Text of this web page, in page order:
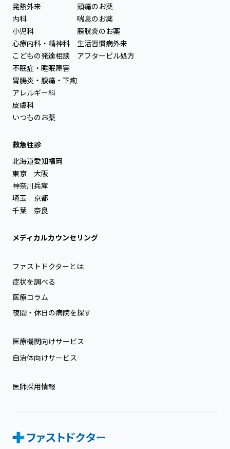
発熱外来
内科
小児科
心療内科・精神科
こどもの発達相談
不眠症・睡眠障害
胃腸炎・腹痛・下痢
アレルギー科
皮膚科
いつものお薬
頭痛のお薬
喘息のお薬
膀胱炎のお薬
生活習慣病外来
アフターピル処方
救急往診
北海道
東京
神奈川
埼玉
千葉
愛知
大阪
兵庫
京都
奈良
福岡
メディカルカウンセリング
ファストドクターとは
症状を調べる
医療コラム
夜間・休日の病院を探す
医療機関向けサービス
自治体向けサービス
医師採用情報